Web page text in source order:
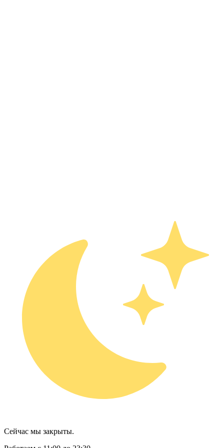
Сейчас мы закрыты.